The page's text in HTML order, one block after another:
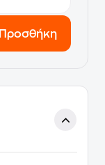
Προσθήκη